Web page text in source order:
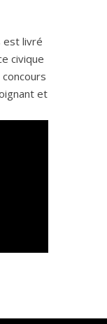
est livré
civique
et